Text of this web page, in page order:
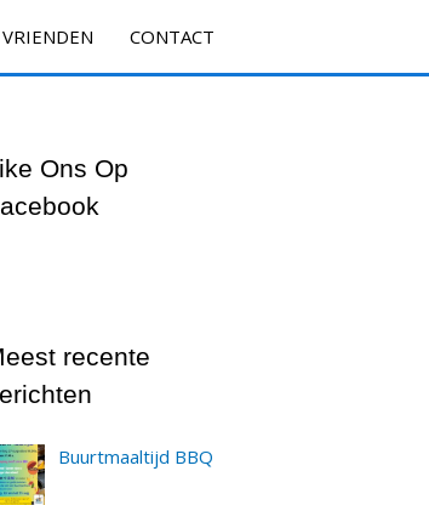
VRIENDEN CONTACT
Ons Op
recente
Buurtmaaltijd BBQ